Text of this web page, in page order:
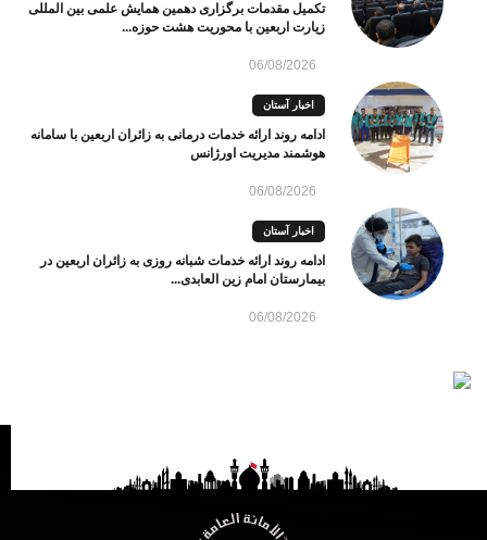
تکمیل مقدمات برگزاری دهمین همایش علمی بین المللی
زیارت اربعین با محوریت هشت حوزه...
06/08/2026
اخبار آستان
ادامه روند ارائه خدمات درمانی به زائران اربعین با سامانه
هوشمند مدیریت اورژانس
06/08/2026
اخبار آستان
ادامه روند ارائه خدمات شبانه روزی به زائران اربعین در
بیمارستان امام زین العابدی...
06/08/2026